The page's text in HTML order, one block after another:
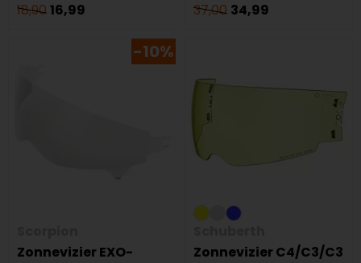
18,9016,99
37,00 34,99
-10%
Zonnevizier EXO-
Zonnevizier C4/C3/C3